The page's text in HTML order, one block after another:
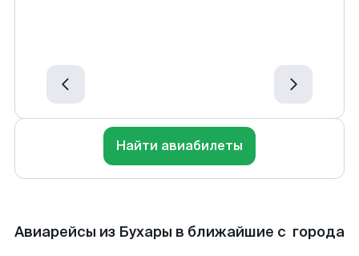
Найти авиабилеты
Авиарейсы из Бухары в ближайшие с города